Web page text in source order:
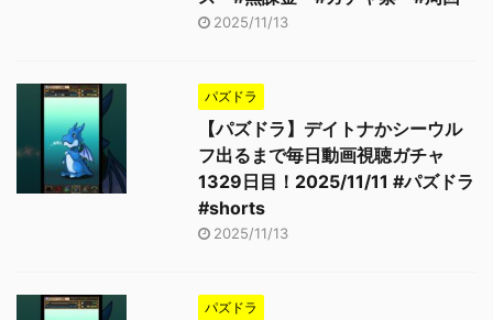
2025/11/13
パズドラ
【パズドラ】デイトナかシーウル
フ出るまで毎日動画視聴ガチャ
1329日目！2025/11/11 #パズドラ
#shorts
2025/11/13
パズドラ